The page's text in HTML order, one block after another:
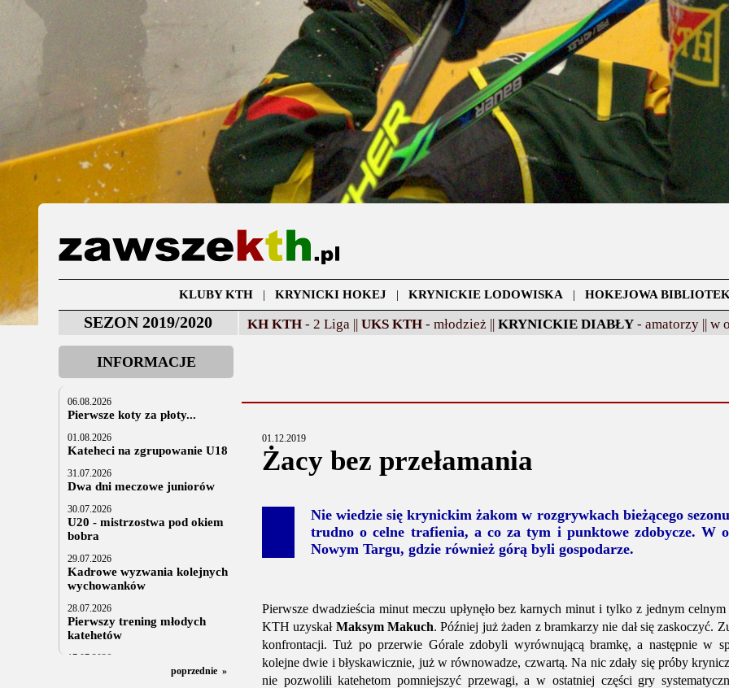
KLUBY KTH| KRYNICKI HOKEJ | KRYNICKIE LODOWISKA | HOKEJOWA
SEZON 2019/2020 KH KTH - 2 Liga || UKS KTH - młodzież || KRYNICKIE DIABŁY - amatorzy || w
INFORMACJE
06.08.2026
Pierwsze koty za płoty...
01.08.2026
Kateheci na zgrupowanie U18
31.07.2026
Dwa dni meczowe juniorów
30.07.2026
U20 - mistrzostwa pod okiem
bobra
29.07.2026
Kadrowe wyzwania kolejnych
wychowanków
28.07.2026
Pierwszy trening młodych
katehetów
17.07.2026
U20: z kraju i z zagranicy
poprzednie »
01.12.2019
Żacy bez przełamania
Nie wiedzie się krynickim żakom w rozgrywkach bieżącego
trudno o celne trafienia, a co za tym i punktowe zdobycze. W
Nowym Targu, gdzie również górą byli gospodarze.
Pierwsze dwadzieścia minut meczu upłynęło bez karnych minut i tylko z jednym
KTH uzyskał Maksym Makuch. Później już żaden z bramkarzy nie dał się zaskoczyć.
konfrontacji. Tuż po przerwie Górale zdobyli wyrównującą bramkę, a następnie w
kolejne dwie i błyskawicznie, już w równowadze, czwartą. Na nic zdały się próby
nie pozwolili katehetom pomniejszyć przewagi, a w ostatniej części gry